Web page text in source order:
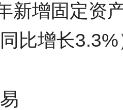
新增固定资
比增长3.3%